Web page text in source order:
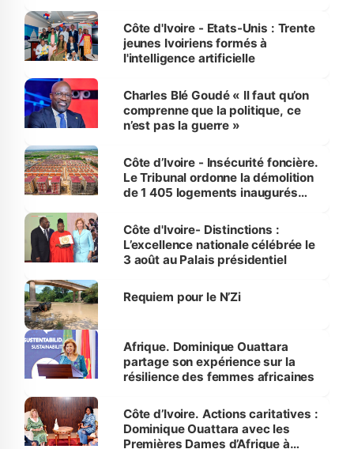
Côte d'Ivoire - Etats-Unis : Trente
jeunes Ivoiriens formés à
l'intelligence artificielle
Charles Blé Goudé « Il faut qu’on
comprenne que la politique, ce
n’est pas la guerre »
Côte d’Ivoire - Insécurité foncière.
Le Tribunal ordonne la démolition
de 1 405 logements inaugurés
Bassam
Côte d'Ivoire- Distinctions :
L’excellence nationale célébrée le
3 août au Palais présidentiel
Requiem pour le N’Zi
Afrique. Dominique Ouattara
partage son expérience sur la
résilience des femmes africaines
Côte d’Ivoire. Actions caritatives :
Dominique Ouattara avec les
Premières Dames d’Afrique à